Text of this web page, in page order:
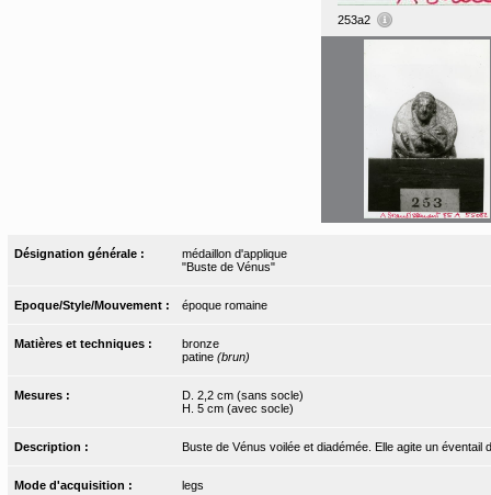
253a2
Désignation générale :
médaillon d'applique
"Buste de Vénus"
Epoque/Style/Mouvement : époque romaine
Matières et techniques :
bronze
patine (brun)
Mesures :
D. 2,2 cm (sans socle)
H. 5 cm (avec socle)
Description : Buste de Vénus voilée et diadémée. Elle agite un
Mode d'acquisition : legs